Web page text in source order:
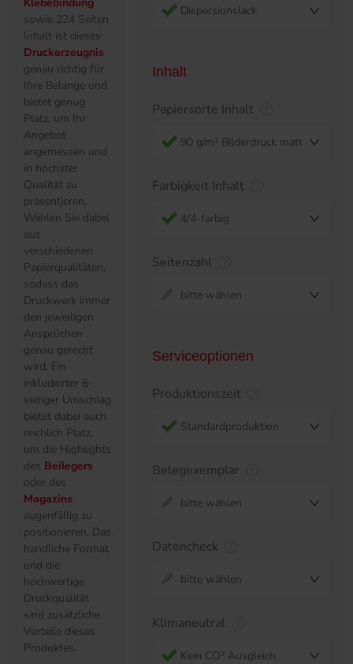
sowie 224 Seiten
Inhalt ist dieses
Druckerzeugnis
genau richtig für
Ihre Belange und
bietet genug
Platz, um Ihr
Angebot
angemessen und
in höchster
Qualität zu
präsentieren.
Wählen Sie dabei
aus
verschiedenen
Papierqualitäten,
sodass das
Druckwerk immer
den jeweiligen
Ansprüchen
genau gerecht
wird. Ein
inkludierter 6-
seitiger Umschlag
bietet dabei auch
reichlich Platz,
um die Highlights
des Beilegers
oder des
Magazins
augenfällig zu
positionieren. Das
handliche Format
und die
hochwertige
Druckqualität
sind zusätzliche
Vorteile dieses
Produktes.
Dispersionslack
Inhalt
Papiersorte Inhalt
90 g/m² Bilderdruck matt
Farbigkeit Inhalt
4/4-farbig
Seitenzahl
bitte wählen
Serviceoptionen
Produktionszeit
Standardproduktion
Belegexemplar
bitte wählen
Datencheck
bitte wählen
Klimaneutral
Kein CO² Ausgleich